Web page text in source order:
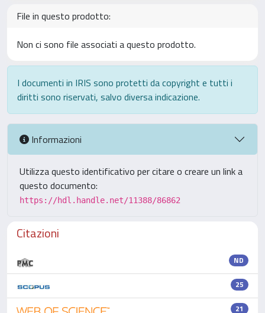
File in questo prodotto:
Non ci sono file associati a questo prodotto.
I documenti in IRIS sono protetti da copyright e tutti i
diritti sono riservati, salvo diversa indicazione.
Informazioni
Utilizza questo identificativo per citare o creare un link a
questo documento:
https://hdl.handle.net/11388/86862
Citazioni
ND
25
21